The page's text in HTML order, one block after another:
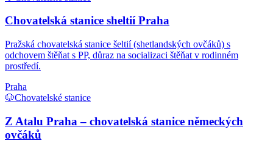
Chovatelská stanice sheltií Praha
Pražská chovatelská stanice šeltií (shetlandských ovčáků) s
odchovem štěňat s PP, důraz na socializaci štěňat v rodinném
prostředí.
Praha
🐶Chovatelské stanice
Z Atalu Praha – chovatelská stanice německých
ovčáků